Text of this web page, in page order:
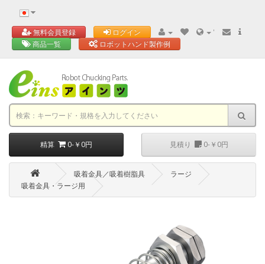
無料会員登録 ログイン
'
商品一覧
ロボットハンド製作例
精算 0-￥0円 見積り 0-￥0円
吸着金具／吸着樹脂具
ラージ
吸着金具・ラージ用